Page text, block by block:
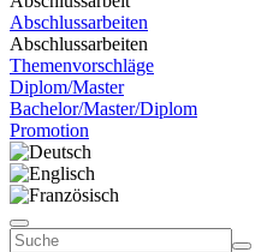
Abschlussarbeiten
Abschlussarbeiten
Themenvorschläge
Diplom/Master
Bachelor/Master/Diplom
Promotion